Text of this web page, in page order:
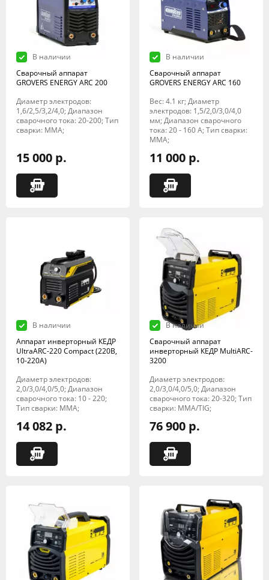
В наличии
Сварочный аппарат
GROVERS ENERGY ARC 200
Диаметр электродов:
1,6/2,5/3,2/4,0; Диапазон
сварочного тока: 20-200; Тип
сварки: MMA;
15 000 р.
В наличии
Сварочный аппарат
GROVERS ENERGY ARC 160
Вес: 4.1 кг; Диаметр
электродов: 1,5/2,0/3,0/4,0
мм; Диапазон сварочного
тока: 20 - 160 А; Тип сварки:
MMA;
11 000 р.
В наличии
Аппарат инверторный КЕДР
UltraARC-220 Compact (220В,
10-220А)
Диаметр электродов:
2,0/3,0/4,0/5,0; Диапазон
сварочного тока: 10 - 220;
Тип сварки: MMA;
14 082 р.
В наличии
Сварочный аппарат
инверторный КЕДР MultiARC-
3200
Диаметр электродов:
2,0/3,0/4,0/5,0; Диапазон
сварочного тока: 20-320; Тип
сварки: MMA/TIG;
76 900 р.